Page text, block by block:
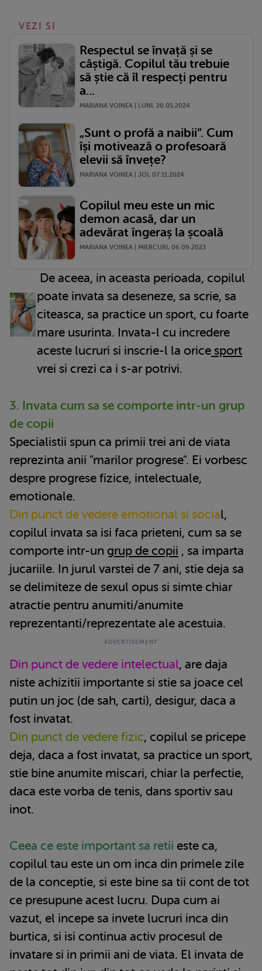
VEZI SI
Respectul se învață și se
câștigă. Copilul tău trebuie
să știe că îl respecți pentru
a...
MARIANA VOINEA | LUNI, 20.05.2024
„Sunt o profă a naibii”. Cum
își motivează o profesoară
elevii să învețe?
MARIANA VOINEA | JOI, 07.11.2024
Copilul meu este un mic
demon acasă, dar un
adevărat îngeraș la școală
MARIANA VOINEA | MIERCURI, 06.09.2023
De aceea, in aceasta perioada, copilul
poate invata sa deseneze, sa scrie, sa
citeasca, sa practice un sport, cu foarte
mare usurinta. Invata-l cu incredere
aceste lucruri si inscrie-l la orice sport
vrei si crezi ca i s-ar potrivi.
3. Invata cum sa se comporte intr-un grup
de copii
Specialistii spun ca primii trei ani de viata
reprezinta anii "marilor progrese". Ei vorbesc
despre progrese fizice, intelectuale,
emotionale.
Din punct de vedere emotional si social,
copilul invata sa isi faca prieteni, cum sa se
comporte intr-un grup de copii , sa imparta
jucariile. In jurul varstei de 7 ani, stie deja sa
se delimiteze de sexul opus si simte chiar
atractie pentru anumiti/anumite
reprezentanti/reprezentate ale acestuia.
Din punct de vedere intelectual, are daja
niste achizitii importante si stie sa joace cel
putin un joc (de sah, carti), desigur, daca a
fost invatat.
Din punct de vedere fizic, copilul se pricepe
deja, daca a fost invatat, sa practice un sport,
stie bine anumite miscari, chiar la perfectie,
daca este vorba de tenis, dans sportiv sau
inot.
Ceea ce este important sa retii este ca,
copilul tau este un om inca din primele zile
de la conceptie, si este bine sa tii cont de tot
ce presupune acest lucru. Dupa cum ai
vazut, el incepe sa invete lucruri inca din
burtica, si isi continua activ procesul de
invatare si in primii ani de viata. El invata de